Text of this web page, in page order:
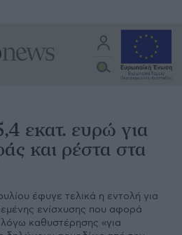
εκατ. ευρώ για
και ρέστα στα
έφυγε τελικά η εντολή για
ενίσχυσης που αφορά
καθυστέρησης «για